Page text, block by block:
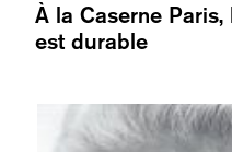
À la Caserne
est durable